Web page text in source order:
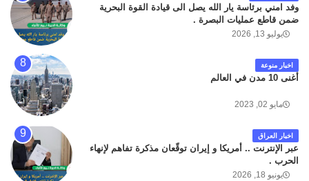
وفد امني برئاسة يار الله يصل الى قيادة القوة البحرية
ضمن قاطع عمليات البصرة .
يوليو 13, 2026
اخبار منوعة
أغنى 10 مدن في العالم
مايو 02, 2023
اخبار العراق
عبر الإنترنت .. أمريكا و إيران توقّعان مذكرة تفاهم لإنهاء
الحرب .
يونيو 18, 2026